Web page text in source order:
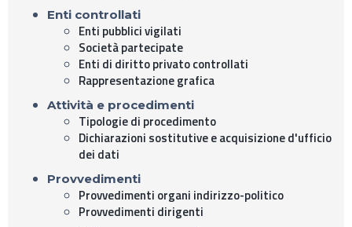
Enti controllati
Enti pubblici vigilati
Società partecipate
Enti di diritto privato controllati
Rappresentazione grafica
Attività e procedimenti
Tipologie di procedimento
Dichiarazioni sostitutive e acquisizione d'ufficio
dei dati
Provvedimenti
Provvedimenti organi indirizzo-politico
Provvedimenti dirigenti